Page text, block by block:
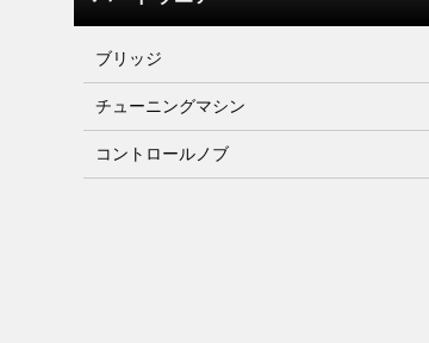
ブリッジ
チューニングマシン
コントロールノブ